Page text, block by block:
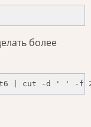
более
| cut -d ' ' -f